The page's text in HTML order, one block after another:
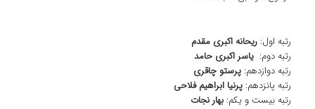
رتبه اول: ریحانه اکبری مقدم
رتبه دوم: یاسر اکبری حامد
رتبه دوازدهم: پرستو چاقری
رتبه پانزدهم: پرنیا ابراهیم فلاحی
رتبه بیست و یکم: بهار نجات